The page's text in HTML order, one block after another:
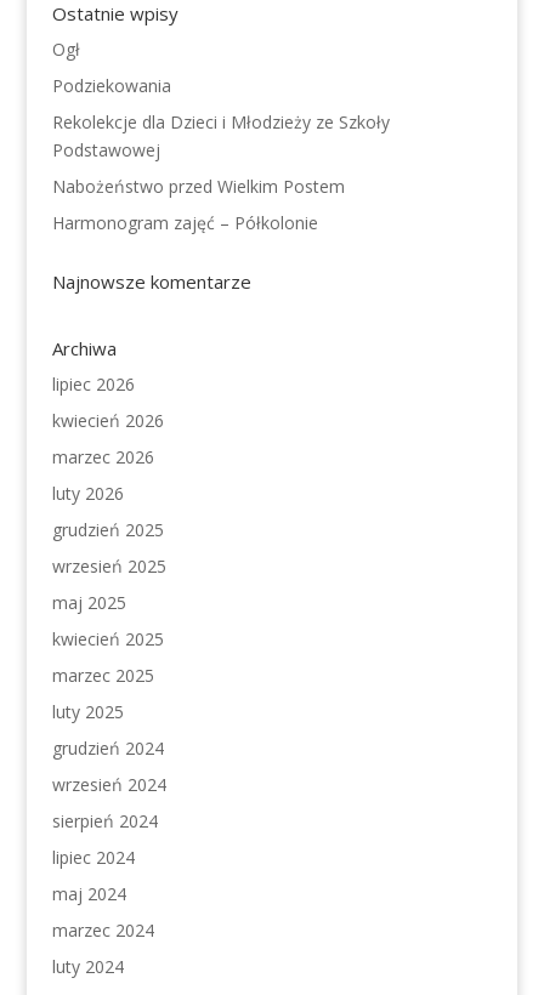
Ostatnie wpisy
Ogł
Podziekowania
Rekolekcje dla Dzieci i Młodzieży ze Szkoły
Podstawowej
Nabożeństwo przed Wielkim Postem
Harmonogram zajęć – Półkolonie
Najnowsze komentarze
Archiwa
lipiec 2026
kwiecień 2026
marzec 2026
luty 2026
grudzień 2025
wrzesień 2025
maj 2025
kwiecień 2025
marzec 2025
luty 2025
grudzień 2024
wrzesień 2024
sierpień 2024
lipiec 2024
maj 2024
marzec 2024
luty 2024